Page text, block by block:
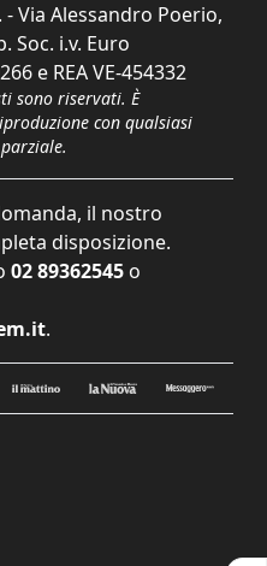
Via Alessandro Poerio,
Soc. i.v. Euro
e REA VE-454332
sono riservati. È
con qualsiasi
il nostro
disposizione.
02 89362545 o
.